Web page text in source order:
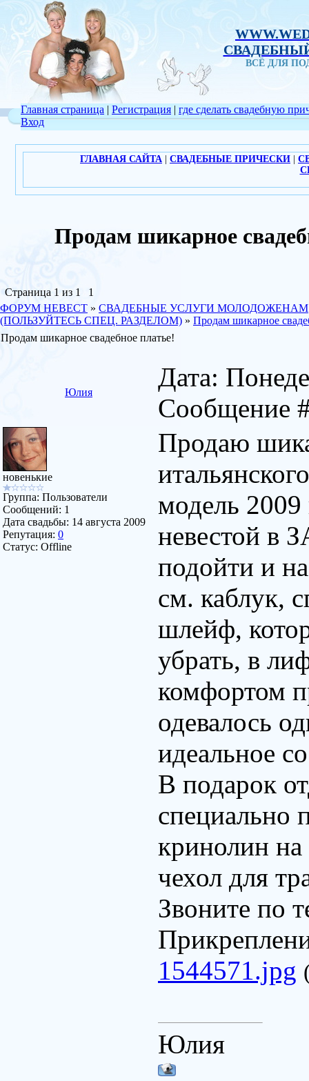
ВСЁ ДЛЯ
Главная страница | Регистрация |
Вход
где сделать свадебную
ГЛАВНАЯ САЙТА СВАДЕБНЫЕ ПРИЧЕСКИ
Продам шикарное
Страница 1 из 1
1
ФОРУМ НЕВЕСТ » СВАДЕБНЫЕ УСЛУГИ МОЛОДОЖЕНАМ
(ПОЛЬЗУЙТЕСЬ СПЕЦ. РАЗДЕЛОМ) » Продам шикарное
Продам шикарное свадебное платье!
Юлия
Дата:
Сообщение
новенькие
Группа: Пользователи
Сообщений: 1
Дата свадьбы: 14 августа 2009
Репутация: 0
Статус: Offline
Продаю
модель
невестой в
подойти и
см. каблук,
шлейф,
убрать, в
комфортом
одевалось
идеальное
В подарок
специально
кринолин на
чехол для
Звоните по
1544571.jpg
Юлия